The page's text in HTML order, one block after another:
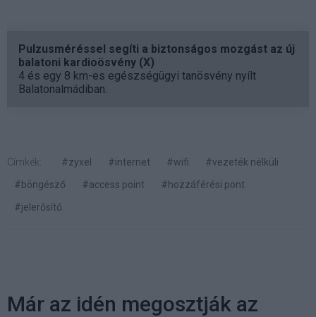
Pulzusméréssel segíti a biztonságos mozgást az új
balatoni kardioösvény (X)
4 és egy 8 km-es egészségügyi tanösvény nyílt
Balatonalmádiban.
Címkék: #zyxel #internet #wifi
#vezeték nélküli
#böngésző
#access point
#hozzáférési pont
#jelerősítő
Már az idén megosztják az